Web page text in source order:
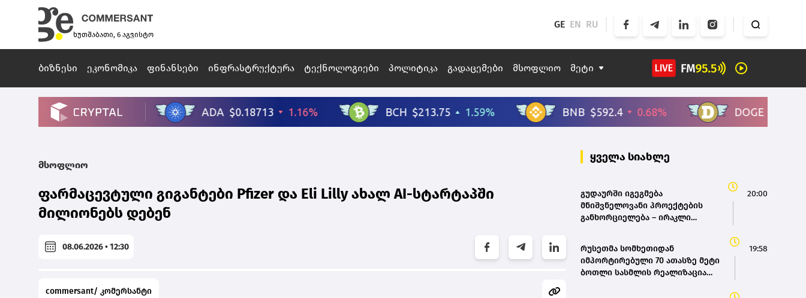
ხუთშაბათი, 6 აგვისტო
GE EN RU
ბიზნესი ეკონომიკა ფინანსები ინფრასტრუქტურა ტექნოლოგიები პოლიტიკა გადაცემები მსოფლიო მეტი
მსოფლიო
ფარმაცევტული გიგანტები Pfizer და Eli Lilly ახალ AI-სტარტაპში
მილიონებს დებენ
08.06.2026 • 12:30
commersant/ კომერსანტი
ყველა სიახლე
გუდაურში იგეგმება
მნიშვნელოვანი პროექტების
განხორციელება – ირაკლი
20:00
რუსეთმა სომხეთიდან
იმპორტირებული 70 ათასზე მეტი
ბოთლი სასმლის რეალიზაცია
19:58